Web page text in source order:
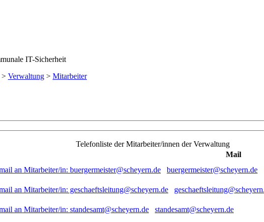
> Verwaltung > Mitarbeiter
Telefonliste der Mitarbeiter/innen der Verwaltung
Mail
buergermeister@scheyern.de
standesamt@scheyern.de